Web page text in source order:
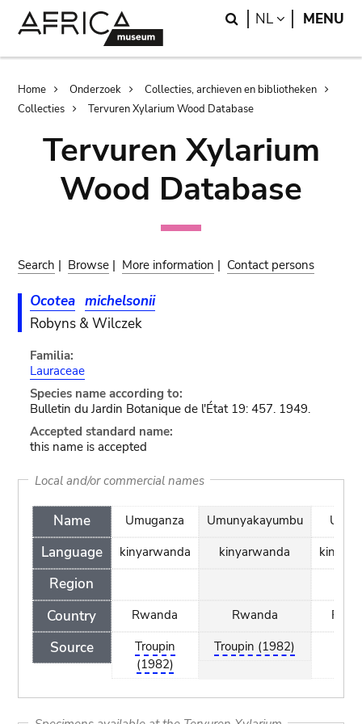
Search
NL LANGUAGE
MENU
Breadcrumb
Home Onderzoek
Collecties, archieven en bibliotheken
Collecties
Tervuren Xylarium Wood Database
Tervuren Xylarium
Wood Database
Search | Browse | More information | Contact persons
Ocotea michelsonii
Robyns & Wilczek
Familia:
Lauraceae
Species name according to:
Bulletin du Jardin Botanique de l'État 19: 457. 1949.
Accepted standard name:
this name is accepted
Local and/or commercial names
Name
Language
Region
Country
Source
Umuganza
kinyarwanda
Rwanda
Troupin
(1982)
Umunyakayumbu
kinyarwanda
Rwanda
Troupin (1982)